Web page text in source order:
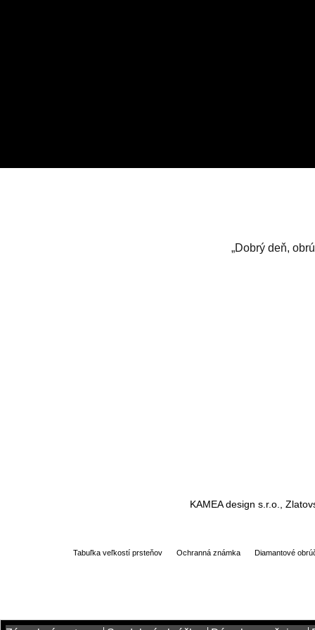
„Dobrý deň,
KAMEA design s.r.o.,
Tabuľka veľkostí prsteňov Ochranná známka Diamantové